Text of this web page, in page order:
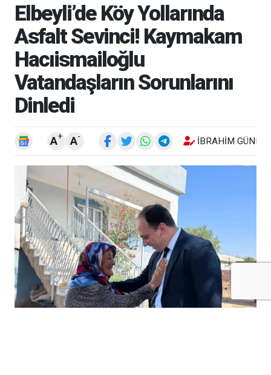
Elbeyli’de Köy Yollarında
Asfalt Sevinci! Kaymakam
Hacıismailoğlu
Vatandaşların Sorunlarını
Dinledi
A+ A- İBRAHIM GÜNEŞ